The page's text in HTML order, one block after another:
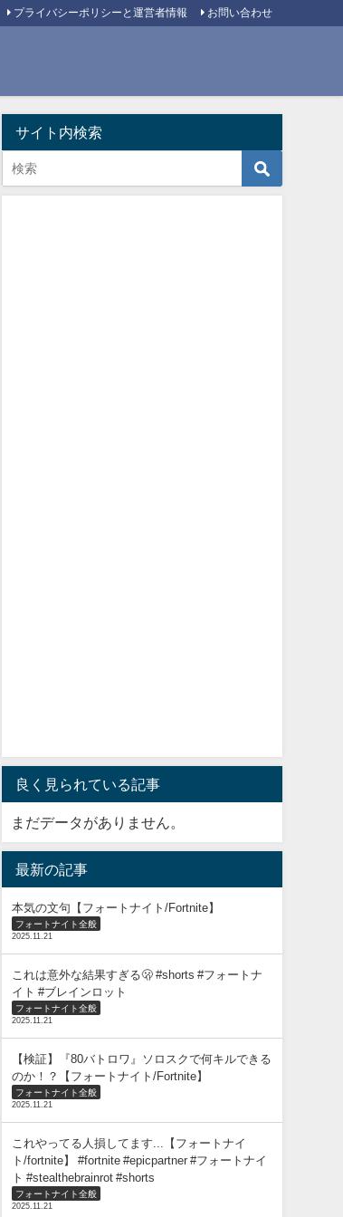
プライバシーポリシーと運営者情報 お問い合わせ
〇〇した人のツルハシ(C1S6)【フォートナイト/Fortnite】
2023年10月28日
サイト内検索
良く見られている記事
まだデータがありません。
最新の記事
本気の文句【フォートナイト/Fortnite】
フォートナイト全般
2025.11.21
これは意外な結果すぎる🫢 #shorts #フォートナ
イト #ブレインロット
フォートナイト全般
2025.11.21
【検証】『80バトロワ』ソロスクで何キルできる
のか！？【フォートナイト/Fortnite】
フォートナイト全般
2025.11.21
これやってる人損してます...【フォートナイ
ト/fortnite】 #fortnite #epicpartner #フォートナイ
ト #stealthebrainrot #shorts
フォートナイト全般
2025.11.21